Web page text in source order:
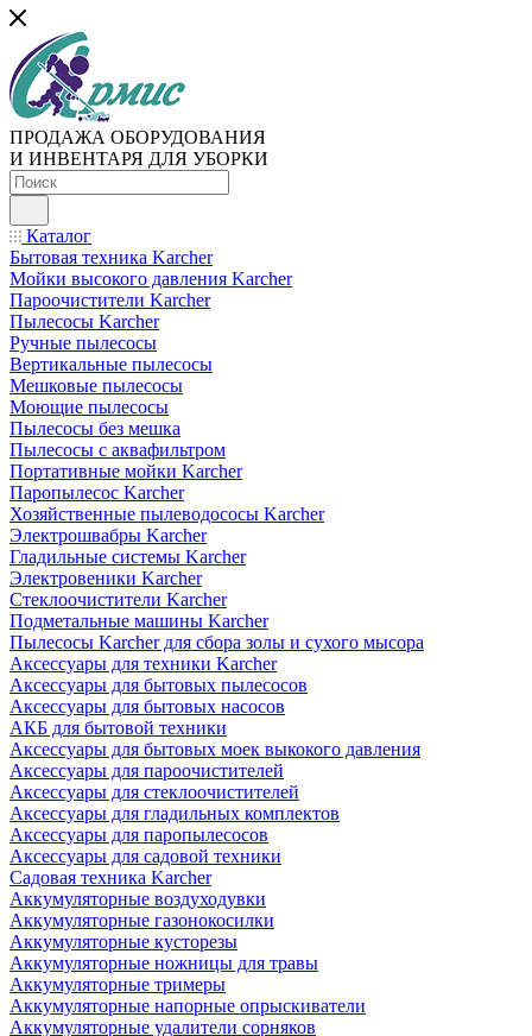
ПРОДАЖА ОБОРУДОВАНИЯ
И ИНВЕНТАРЯ ДЛЯ УБОРКИ
Каталог
Бытовая техника Karcher
Мойки высокого давления Karcher
Пароочистители Karcher
Пылесосы Karcher
Ручные пылесосы
Вертикальные пылесосы
Мешковые пылесосы
Моющие пылесосы
Пылесосы без мешка
Пылесосы с аквафильтром
Портативные мойки Karcher
Паропылесос Karcher
Хозяйственные пылеводососы Karcher
Электрошвабры Karcher
Гладильные системы Karcher
Электровеники Karcher
Стеклоочистители Karcher
Подметальные машины Karcher
Пылесосы Karcher для сбора золы и сухого мысора
Аксессуары для техники Karcher
Аксессуары для бытовых пылесосов
Аксессуары для бытовых насосов
АКБ для бытовой техники
Аксессуары для бытовых моек выкокого давления
Аксессуары для пароочистителей
Аксессуары для стеклоочистителей
Аксессуары для гладильных комплектов
Аксессуары для паропылесосов
Аксессуары для садовой техники
Садовая техника Karcher
Аккумуляторные воздуходувки
Аккумуляторные газонокосилки
Аккумуляторные кусторезы
Аккумуляторные ножницы для травы
Аккумуляторные тримеры
Аккумуляторные напорные опрыскиватели
Аккумуляторные удалители сорняков